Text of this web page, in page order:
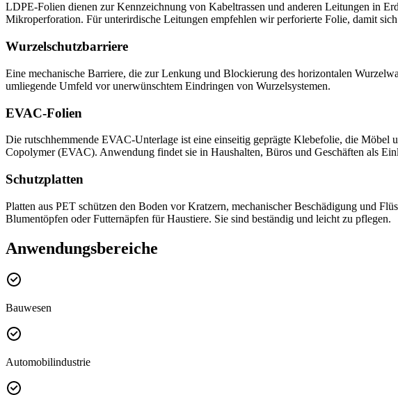
LDPE-Folien dienen zur Kennzeichnung von Kabeltrassen und anderen Leitungen in
Mikroperforation. Für unterirdische Leitungen empfehlen wir perforierte Folie, damit
Wurzelschutzbarriere
Eine mechanische Barriere, die zur Lenkung und Blockierung des horizontalen
umliegende Umfeld vor unerwünschtem Eindringen von Wurzelsystemen.
EVAC-Folien
Die rutschhemmende EVAC-Unterlage ist eine einseitig geprägte Klebefolie, die
Copolymer (EVAC). Anwendung findet sie in Haushalten, Büros und Geschäften als
Schutzplatten
Platten aus PET schützen den Boden vor Kratzern, mechanischer Beschädigung und
Blumentöpfen oder Futternäpfen für Haustiere. Sie sind beständig und leicht zu pflegen.
Anwendungsbereiche
Bauwesen
Automobilindustrie